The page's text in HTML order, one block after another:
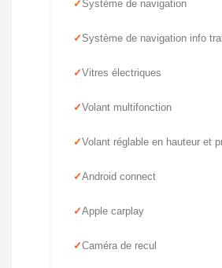
Système de navigation
Système de navigation info
Vitres électriques
Volant multifonction
Volant réglable en hauteur et
Android connect
Apple carplay
Caméra de recul